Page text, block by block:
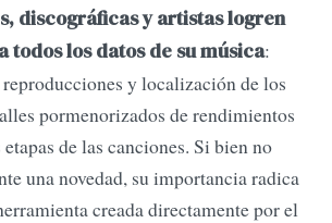
discográficas y artistas logren
todos los datos de su música:
y localización de los
pormenorizados de rendimientos
de las canciones. Si bien no
una novedad, su importancia radica
creada directamente por el